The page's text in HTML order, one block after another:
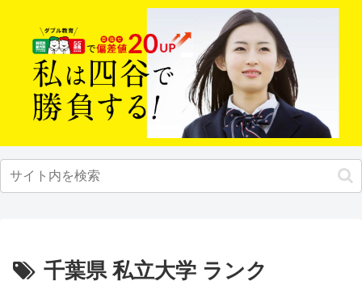
千葉県 私立大学 ランク